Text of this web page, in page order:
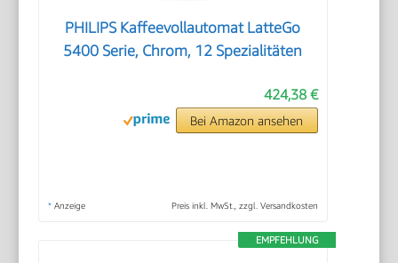
PHILIPS Kaffeevollautomat LatteGo
5400 Serie, Chrom, 12 Spezialitäten
424,38 €
Bei Amazon ansehen
* Anzeige Preis inkl. MwSt., zzgl. Versandkosten
EMPFEHLUNG